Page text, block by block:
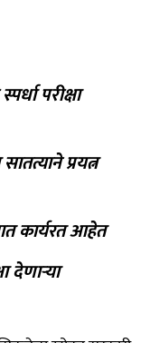
परीक्षा
प्रयत्न
कार्यरत आहेत
देणाऱ्या